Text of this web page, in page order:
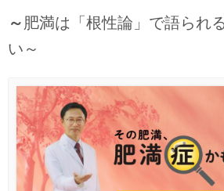
～ 肥満は「根性論」で語られ
い～